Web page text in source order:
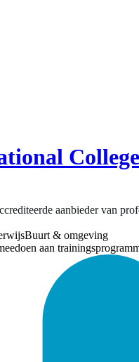
aanbieder van
Buurt & omgeving
aan